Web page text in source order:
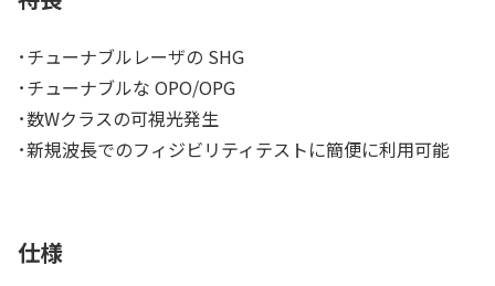
･チューナブルレーザの SHG
･チューナブルな OPO/OPG
･数Wクラスの可視光発生
･新規波長でのフィジビリティテストに簡便に利用可能
仕様